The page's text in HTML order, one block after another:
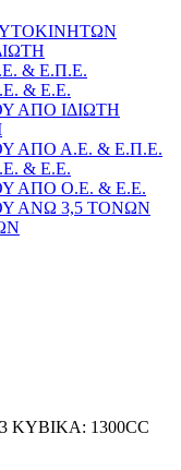
& Ε.Π.Ε.
& Ε.Ε.
ΑΠΟ ΙΔΙΩΤΗ
ΑΠΟ Α.Ε. & Ε.Π.Ε.
& Ε.Ε.
ΑΠΟ Ο.Ε. & Ε.Ε.
ΑΝΩ 3,5 ΤΟΝΩΝ
ΚΥΒΙΚΑ: 1300CC